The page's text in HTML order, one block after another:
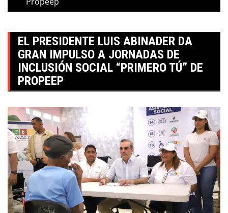
EL PRESIDENTE LUIS ABINADER DA
GRAN IMPULSO A JORNADAS DE
INCLUSIÓN SOCIAL “PRIMERO TÚ” DE
PROPEEP